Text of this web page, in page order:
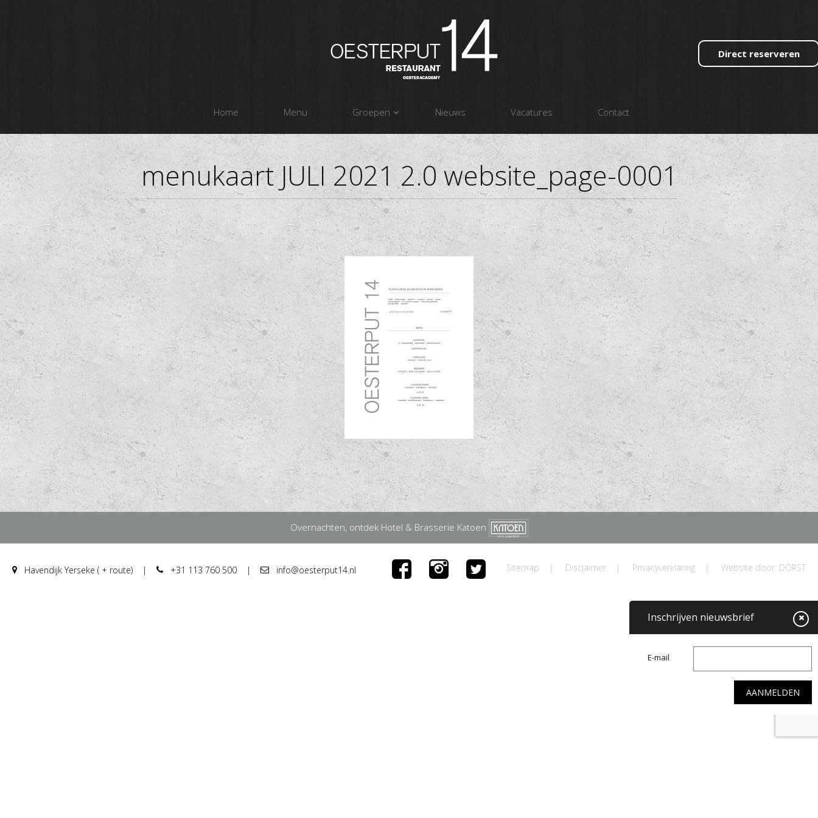
Home Menu Groepen Nieuws Vacatures Contact
Direct reserveren
menukaart JULI 2021 2.0 website_page-0001
Overnachten, ontdek Hotel & Brasserie Katoen
Inschrijven nieuwsbrief
E-mail
Havendijk Yerseke ( + route) | +31 113 760 500 | info@oesterput14.nl Sitemap | Disclaimer | Privacyverklaring | Website door: DORST